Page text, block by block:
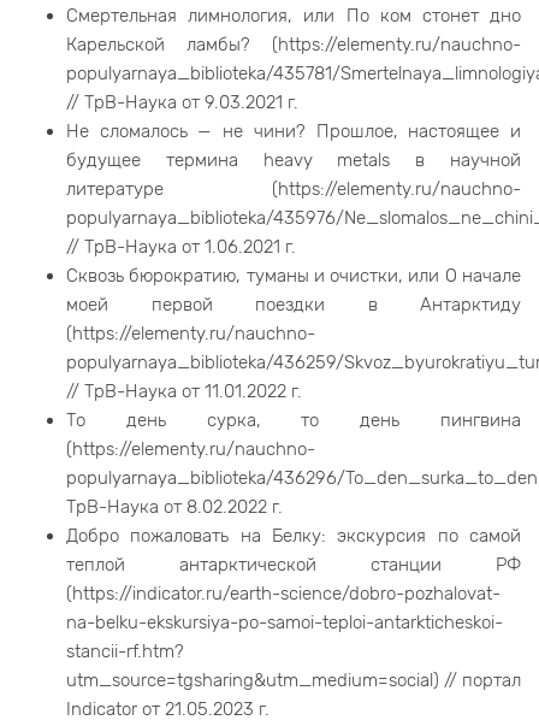
Смертельная лимнология, или По ком стонет дно
Карельской ламбы? (https://elementy.ru/nauchno-
populyarnaya_biblioteka/435781/
// ТрВ-Наука от 9.03.2021 г.
Не сломалось — не чини? Прошлое, настоящее и
будущее термина heavy metals в научной
литературе (https://elementy.ru/nauchno-
populyarnaya_biblioteka/435976/
// ТрВ-Наука от 1.06.2021 г.
Сквозь бюрократию, туманы и очистки, или О начале
моей первой поездки в Антарктиду
(https://elementy.ru/nauchno-
populyarnaya_biblioteka/436259/
// ТрВ-Наука от 11.01.2022 г.
То день сурка, то день пингвина
(https://elementy.ru/nauchno-
populyarnaya_biblioteka/436296/
ТрВ-Наука от 8.02.2022 г.
Добро пожаловать на Белку: экскурсия по самой
теплой антарктической станции РФ
(https://indicator.ru/earth-science/dobro-pozhalovat-
na-belku-ekskursiya-po-samoi-teploi-antarkticheskoi-
stancii-rf.htm?
utm_source=tgsharing&utm_medium=social) // портал
Indicator от 21.05.2023 г.